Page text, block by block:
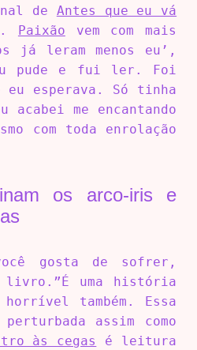
de Antes que eu vá
Paixão vem com mais
já leram menos eu’,
pude e fui ler. Foi
eu esperava. Só tinha
me encantando
com toda enrolação
os arco-iris e
gosta de sofrer,
uma história
também. Essa
assim como
às cegas
é leitura